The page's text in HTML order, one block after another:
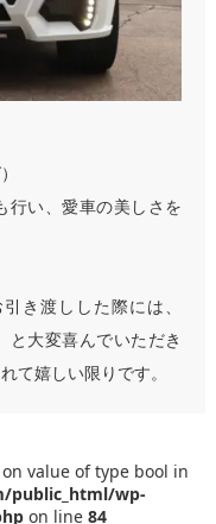
行い、愛車の美しさを
き渡しした際には、
と大変喜んでいただき
て嬉しい限りです。
value of type bool in
public_html/wp-
on line 84